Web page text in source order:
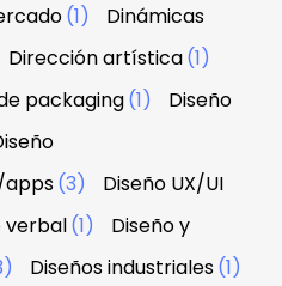
(1)
Dinámicas
Dirección artística(1)
packaging(1)
Diseño
(3)
Diseño UX/UI
verbal(1)
Diseño y
Diseños industriales(1)